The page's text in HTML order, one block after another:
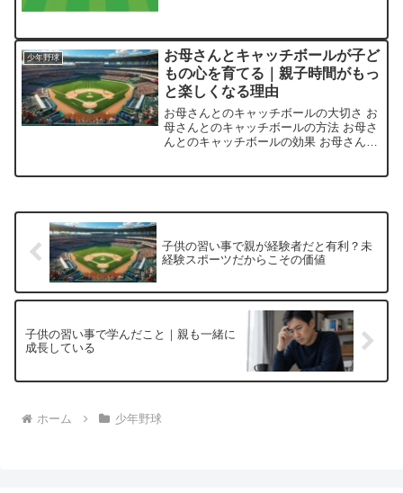
方や打ち方ができません。怪我のリスク
を減らす適切な姿勢を保つこ...
少年野球
お母さんとキャッチボールが子ど
もの心を育てる｜親子時間がもっ
と楽しくなる理由
お母さんとのキャッチボールの大切さ お
母さんとのキャッチボールの方法 お母さ
んとのキャッチボールの効果 お母さんと
子供の習い事で親が経験者だと有利？未
経験スポーツだからこその価値
子供の習い事で学んだこと｜親も一緒に
成長している
ホーム 少年野球